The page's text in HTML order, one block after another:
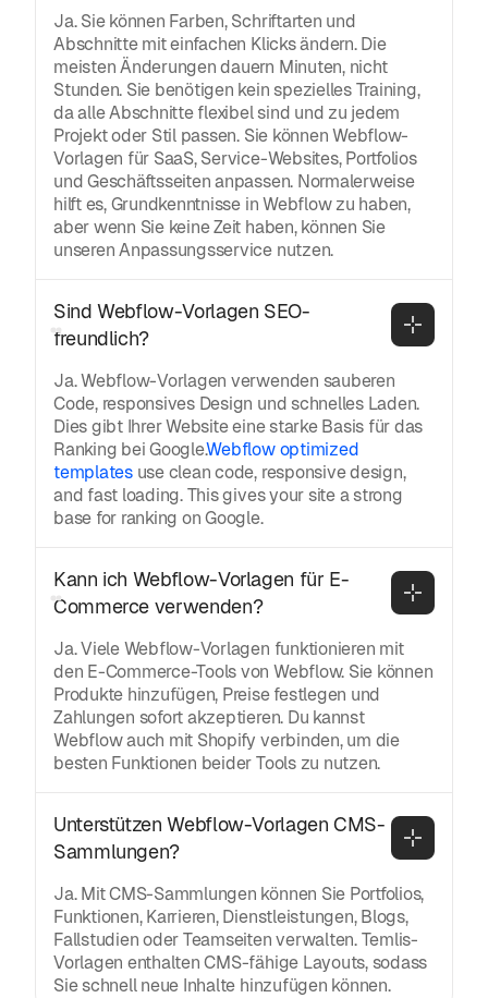
Ja. Sie können Farben, Schriftarten und
Abschnitte mit einfachen Klicks ändern. Die
meisten Änderungen dauern Minuten, nicht
Stunden. Sie benötigen kein spezielles Training,
da alle Abschnitte flexibel sind und zu jedem
Projekt oder Stil passen. Sie können Webflow-
Vorlagen für SaaS, Service-Websites, Portfolios
und Geschäftsseiten anpassen. Normalerweise
hilft es, Grundkenntnisse in Webflow zu haben,
aber wenn Sie keine Zeit haben, können Sie
unseren Anpassungsservice nutzen.
Sind Webflow-Vorlagen SEO-
freundlich?
Ja. Webflow-Vorlagen verwenden sauberen
Code, responsives Design und schnelles Laden.
Dies gibt Ihrer Website eine starke Basis für das
Ranking bei Google.Webflow optimized
templatesuse clean code, responsive design,
and fast loading. This gives your site a strong
base for ranking on Google.
Kann ich Webflow-Vorlagen für E-
Commerce verwenden?
Ja. Viele Webflow-Vorlagen funktionieren mit
den E-Commerce-Tools von Webflow. Sie können
Produkte hinzufügen, Preise festlegen und
Zahlungen sofort akzeptieren. Du kannst
Webflow auch mit Shopify verbinden, um die
besten Funktionen beider Tools zu nutzen.
Unterstützen Webflow-Vorlagen CMS-
Sammlungen?
Ja. Mit CMS-Sammlungen können Sie Portfolios,
Funktionen, Karrieren, Dienstleistungen, Blogs,
Fallstudien oder Teamseiten verwalten. Temlis-
Vorlagen enthalten CMS-fähige Layouts, sodass
Sie schnell neue Inhalte hinzufügen können.